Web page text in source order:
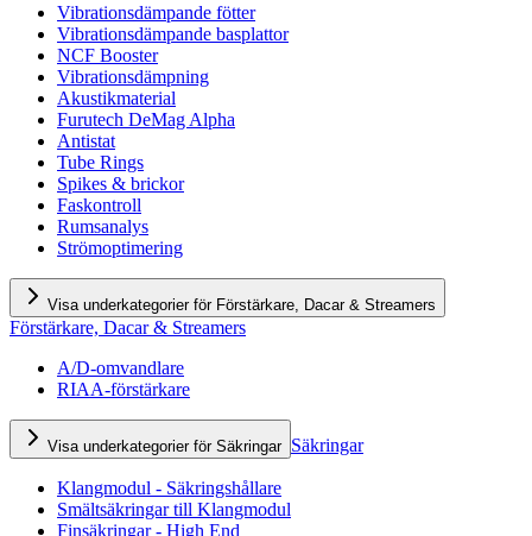
Vibrationsdämpande fötter
Vibrationsdämpande basplattor
NCF Booster
Vibrationsdämpning
Akustikmaterial
Furutech DeMag Alpha
Antistat
Tube Rings
Spikes & brickor
Faskontroll
Rumsanalys
Strömoptimering
Visa underkategorier för Förstärkare, Dacar & Streamers
Förstärkare, Dacar & Streamers
A/D-omvandlare
RIAA-förstärkare
Visa underkategorier för Säkringar Säkringar
Klangmodul - Säkringshållare
Smältsäkringar till Klangmodul
Finsäkringar - High End